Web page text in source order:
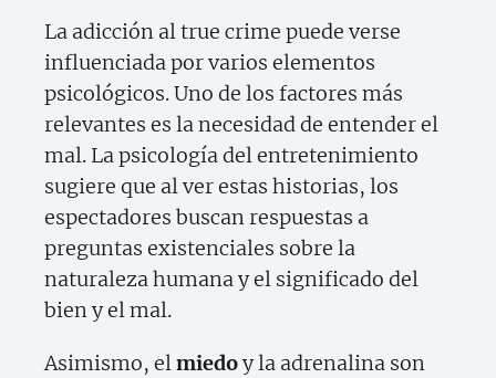
La adicción al true crime puede verse
influenciada por varios elementos
psicológicos. Uno de los factores más
relevantes es la necesidad de entender el
mal. La psicología del entretenimiento
sugiere que al ver estas historias, los
espectadores buscan respuestas a
preguntas existenciales sobre la
naturaleza humana y el significado del
bien y el mal.
Asimismo, elmiedoy la adrenalina son